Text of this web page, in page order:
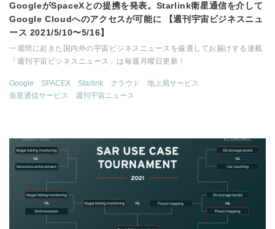
GoogleがSpaceXとの提携を発表。Starlink衛星通信を介して
Google Cloudへのアクセスが可能に 【週刊宇宙ビジネスニュ
ース 2021/5/10〜5/16】
一週間に起きた国内外の宇宙ビジネスニュースを厳選してお届けする連載
「週刊宇宙ビジネスニュース」は毎週月曜日更新！
Google SPACEX Starlink クラウド
地上局サービス
衛星通信サービス
週刊宇宙ニュース